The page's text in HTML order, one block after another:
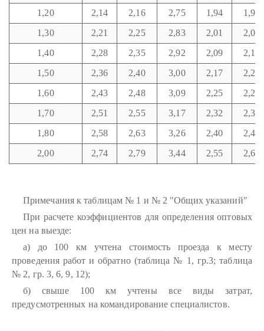
1,20
2,14 2,16 2,75 1,94
1,98
1,30
2,21 2,25 2,83 2,01
2,06
1,40
2,28 2,35 2,92 2,09
2,14
1,50
2,36 2,40 3,00 2,17
2,21
1,60
2,43 2,48 3,09 2,25
2,29
1,70
2,51 2,55 3,17 2,32
2,37
1,80
2,58 2,63 3,26 2,40
2,44
2,00
2,74 2,79 3,44 2,55 2,60
Примечания к таблицам № 1 и № 2 "Общих указаний"
При расчете коэффициентов для определения оптовых
цен на выезде:
а) до 100 км учтена стоимость проезда к месту
проведения работ и обратно (таблица № 1, гр.3; таблица
№ 2, гр. 3, 6, 9, 12);
б) свыше 100 км учтены все виды затрат,
предусмотренных на командирование специалистов.